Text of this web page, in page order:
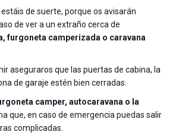
de suerte, porque os avisarán
de ver a un extraño cerca de
furgoneta camperizada o caravana
aseguraros que las puertas de cabina, la
de garaje estén bien cerradas.
camper, autocaravana o la
que, en caso de emergencia puedas salir
complicadas.